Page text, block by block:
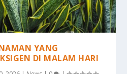
YANG
DI MALAM HARI